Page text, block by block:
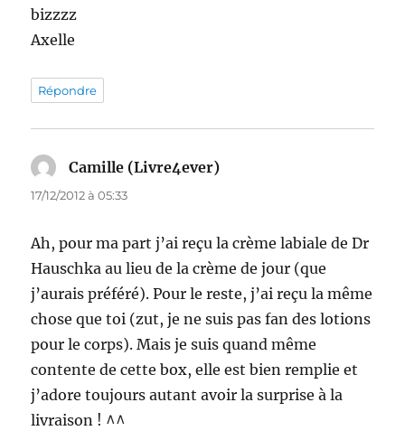
bizzzz
Axelle
Répondre
Camille (Livre4ever)
17/12/2012 à 05:33
Ah, pour ma part j’ai reçu la crème labiale de Dr
Hauschka au lieu de la crème de jour (que
j’aurais préféré). Pour le reste, j’ai reçu la même
chose que toi (zut, je ne suis pas fan des lotions
pour le corps). Mais je suis quand même
contente de cette box, elle est bien remplie et
j’adore toujours autant avoir la surprise à la
livraison ! ^^